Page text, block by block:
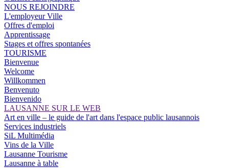
NOUS REJOINDRE
L'employeur Ville
Offres d'emploi
Apprentissage
Stages et offres spontanées
TOURISME
Bienvenue
Welcome
Willkommen
Benvenuto
Bienvenido
LAUSANNE SUR LE WEB
Art en ville – le guide de l'art dans l'espace public lausannois
Services industriels
SiL Multimédia
Vins de la Ville
Lausanne Tourisme
Lausanne à table